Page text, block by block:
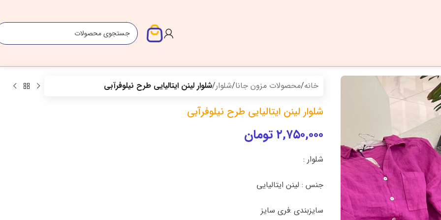
خانه/محصولات مزون جانا/شلوار/شلوار لینن ایتالیایی طرح نیلوفرآبی
شلوار لینن ایتالیایی طرح نیلوفرآبی
۲,۷۵۰,۰۰۰ تومان
شلوار :
جنس : لینن ایتالیایی
سایزبندی :فری سایز